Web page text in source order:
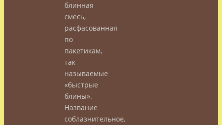
блинная
смесь,
расфасованная
по
пакетикам,
так
называемые
«быстрые
блины».
Название
соблазнительное,